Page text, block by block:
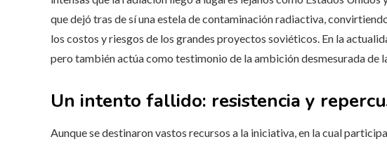
que dejó tras de sí una estela de contaminación radiactiva,
los costos y riesgos de los grandes proyectos soviéticos. En la
pero también actúa como testimonio de la ambición desmesurada de
Un intento fallido: resistencia y
Aunque se destinaron vastos recursos a la iniciativa, en la cual